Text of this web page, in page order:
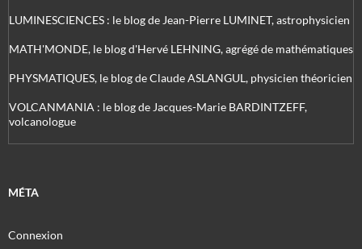
LUMINESCIENCES : le blog de Jean-Pierre LUMINET, astrophysicien
MATH'MONDE, le blog d'Hervé LEHNING, agrégé de mathématiques
PHYSMATIQUES, le blog de Claude ASLANGUL, physicien théoricien
VOLCANMANIA : le blog de Jacques-Marie BARDINTZEFF,
volcanologue
MÉTA
Connexion